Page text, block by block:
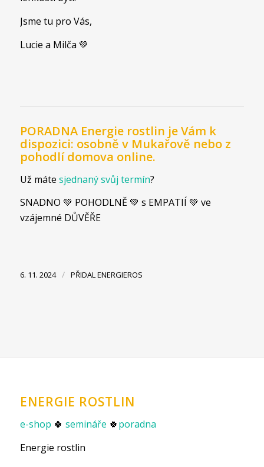
Jsme tu pro Vás,
Lucie a Milča 💚
PORADNA Energie rostlin je Vám k
dispozici: osobně v Mukařově nebo z
pohodlí domova online.
Už máte sjednaný svůj termín?
SNADNO 💚 POHODLNĚ 💚 s EMPATIÍ 💚 ve
vzájemné DŮVĚŘE
6. 11. 2024 / PŘIDALENERGIEROS
ENERGIE ROSTLIN
e-shop 🍀 semináře 🍀poradna
Energie rostlin